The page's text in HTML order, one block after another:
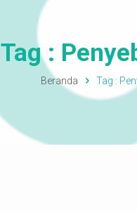
Tag :
Beranda Tag :